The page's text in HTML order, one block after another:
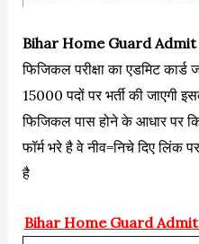
Bihar Home Guard Admit
फिजिकल परीक्षा का एडमिट
15000 पदों पर भर्ती की जाएगी
फिजिकल पास होने के आधार पर
फॉर्म भरे है वे नीव=निचे दिए
है
Bihar Home Guard